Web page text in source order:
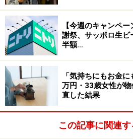
では、節約した分、旅行ではど
るのでしょうか。
「旅行中の食費は、たとえ物価
ない。現地のおいしいものを楽
旅行の楽しみだと思うので。そ
そこでしか食べられないものを
お金の使い方に女性のこだわり
【今週のキャンペ
謝祭、サッポロ生ビ
半額…
「気持ちにもお金
万円・33歳女性が
直した結果
この記事に関連